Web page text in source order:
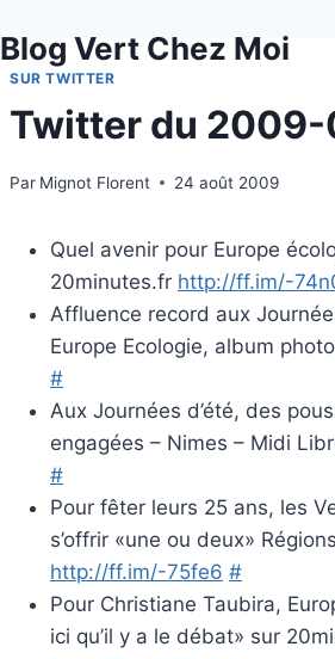
au
contenu
Blog Vert Chez Moi
SUR TWITTER
Twitter du
Par Mignot Florent 24 août 2009
Quel avenir pour Europe
20minutes.fr http://ff.im/-
Affluence record aux
Europe Ecologie, album
#
Aux Journées d’été, des
engagées – Nimes – Midi
#
Pour fêter leurs 25 ans, les
s’offrir «une ou deux»
http://ff.im/-75fe6 #
Pour Christiane Taubira,
ici qu’il y a le débat» sur